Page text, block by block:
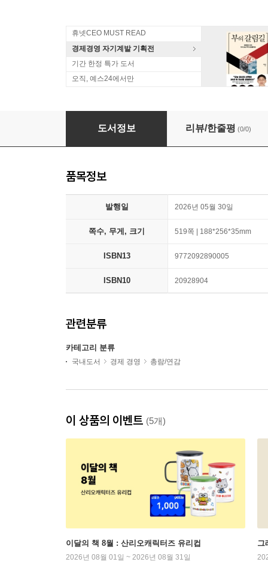
휴넷CEO MUST READ
경제경영 자기계발 기획전
기간 한정 특가 도서
오직, 예스24에서만
2026 화장품미용연감
도서정보 리뷰/한줄평 (0/0)
품목정보
발행일 2026년 05월 30일
쪽수, 무게, 크기 519쪽 | 188*256*35mm
ISBN13 9772092890005
ISBN10 20928904
관련분류
카테고리 분류
국내도서 경제 경영 총람/연감
이 상품의 이벤트 (5개)
이달의 책 8월 : 산리오캐릭터즈 유리컵
2026년 08월 01일 ~ 2026년 08월 31일
그